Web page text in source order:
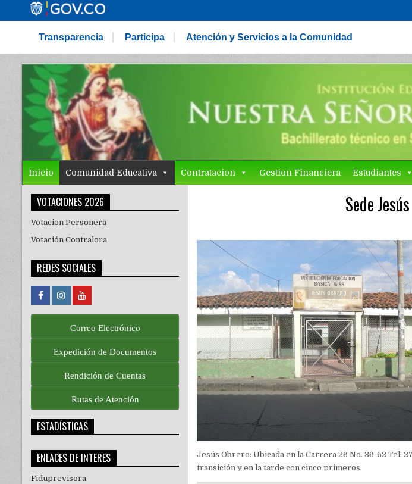
Transparencia Participa Atención y Servicios a la Comunidad
Inicio Comunidad Educativa Contratacion Gestion Financiera Estudiantes
Sede
Jesús Obrero: Ubicada en la Carrera 26 No. 36-62 Tel:
transición y en la tarde con cinco primeros.
VOTACIONES 2026
Votacion Personera
Votación Contralora
REDES SOCIALES
Correo Electrónico
Expedición de Documentos
Rendición de Cuentas
Rutas de Atención
ESTADÍSTICAS
ENLACES DE INTERES
Fiduprevisora